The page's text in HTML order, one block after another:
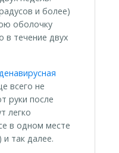
и более)
оболочку
в течение двух
всего не
руки после
легко
в одном месте
и так далее.